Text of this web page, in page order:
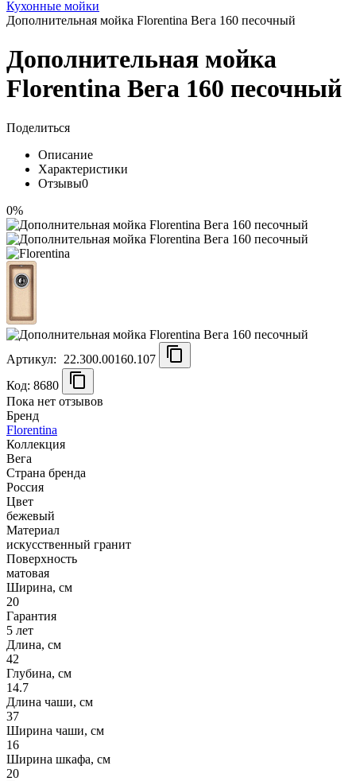
Кухонные мойки
Дополнительная мойка Florentina Вега 160 песочный
Дополнительная мойка
Florentina Вега 160 песочный
Поделиться
Описание
Характеристики
Отзывы0
0%
Артикул:
22.300.00160.107
Код: 8680
Пока нет отзывов
Бренд
Florentina
Коллекция
Вега
Страна бренда
Россия
Цвет
бежевый
Материал
искусственный гранит
Поверхность
матовая
Ширина, см
20
Гарантия
5 лет
Длина, см
42
Глубина, см
14.7
Длина чаши, см
37
Ширина чаши, см
16
Ширина шкафа, см
20